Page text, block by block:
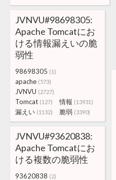
JVNVU#98698305:
Apache Tomcatにお
ける情報漏えいの脆
弱性
98698305 (1)
apache (573)
JVNVU (2727)
Tomcat (127) 情報 (13931)
漏えい (1132) 脆弱 (3390)
JVNVU#93620838:
Apache Tomcatにお
ける複数の脆弱性
93620838 (2)